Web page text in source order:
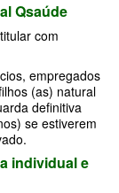
Qsaúde
com
empregados
(as) natural
definitiva
se estiverem
individual e